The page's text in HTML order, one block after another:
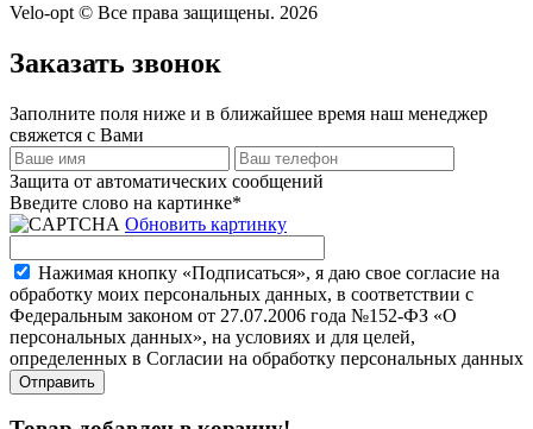
Velo-opt © Все права защищены. 2026
Заказать звонок
Заполните поля ниже и в ближайшее время наш менеджер
свяжется с Вами
Защита от автоматических сообщений
Введите слово на картинке*
Обновить картинку
Нажимая кнопку «Подписаться», я даю свое согласие на
обработку моих персональных данных, в соответствии с
Федеральным законом от 27.07.2006 года №152-ФЗ «О
персональных данных», на условиях и для целей,
определенных в Согласии на обработку персональных данных